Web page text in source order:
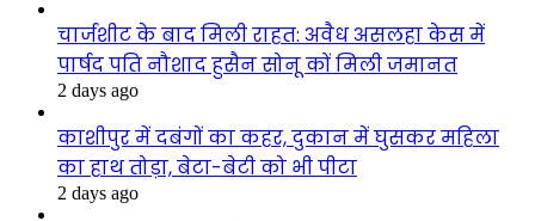
चार्जशीट के बाद मिली राहत: अवैध असलहा केस में
पार्षद पति नौशाद हुसैन सोनू कों मिली जमानत
2 days ago
काशीपुर में दबंगों का कहर, दुकान में घुसकर महिला
का हाथ तोड़ा, बेटा-बेटी को भी पीटा
2 days ago